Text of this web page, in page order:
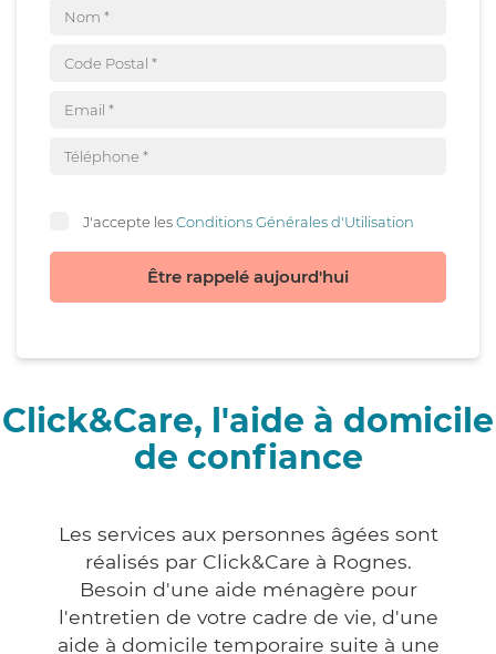
J'accepte lesConditions Générales d'Utilisation
Être rappelé aujourd'hui
Click&Care, l'aide à domicile
de confiance
Les services aux personnes âgées sont
réalisés par Click&Care à Rognes.
Besoin d'une aide ménagère pour
l'entretien de votre cadre de vie, d'une
aide à domicile temporaire suite à une